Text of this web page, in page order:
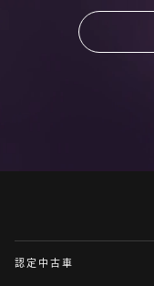
認定中古車